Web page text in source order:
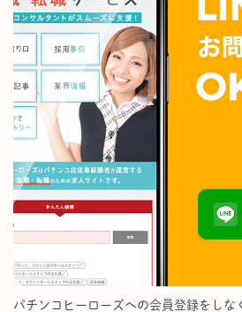
パチンコヒーローズへの会員登録をしな